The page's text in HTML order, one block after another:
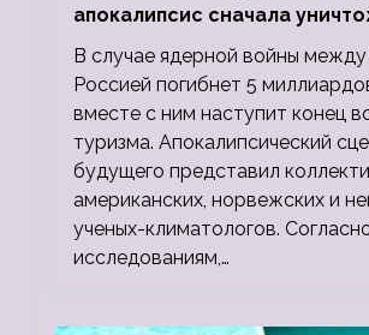
апокалипсис сначала
миллионов, а потом 5
людей
В случае ядерной войны
Россией погибнет 5
вместе с ним наступит конец
туризма. Апокалипсический
будущего представил
американских, норвежских и
ученых-климатологов.
исследованиям,…